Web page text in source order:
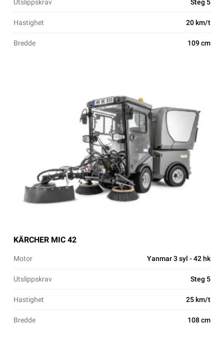
Utslippskrav Steg 5
Hastighet 20 km/t
Bredde 109 cm
KÄRCHER MIC 42
Motor Yanmar 3 syl - 42 hk
Utslippskrav Steg 5
Hastighet 25 km/t
Bredde 108 cm